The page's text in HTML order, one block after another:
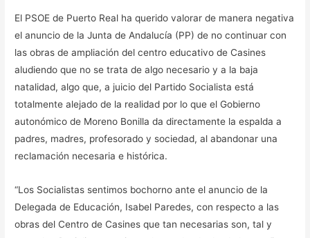
El PSOE de Puerto Real ha querido valorar de manera negativa
el anuncio de la Junta de Andalucía (PP) de no continuar con
las obras de ampliación del centro educativo de Casines
aludiendo que no se trata de algo necesario y a la baja
natalidad, algo que, a juicio del Partido Socialista está
totalmente alejado de la realidad por lo que el Gobierno
autonómico de Moreno Bonilla da directamente la espalda a
padres, madres, profesorado y sociedad, al abandonar una
reclamación necesaria e histórica.
“Los Socialistas sentimos bochorno ante el anuncio de la
Delegada de Educación, Isabel Paredes, con respecto a las
obras del Centro de Casines que tan necesarias son, tal y